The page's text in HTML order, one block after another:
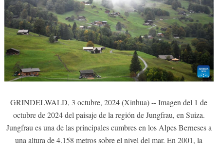
GRINDELWALD, 3 octubre, 2024 (Xinhua) -- Imagen del 1 de
octubre de 2024 del paisaje de la región de Jungfrau, en Suiza.
Jungfrau es una de las principales cumbres en los Alpes Berneses a
una altura de 4.158 metros sobre el nivel del mar. En 2001, la